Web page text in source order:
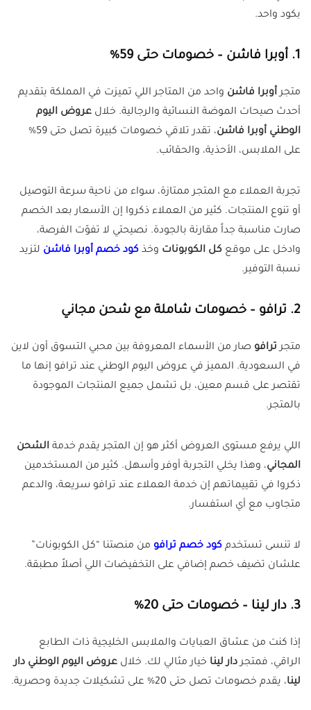
بكود واحد.
1. أوبرا فاشن – خصومات حتى 59%
متجرأوبرا فاشن واحد من المتاجر اللي تميزت في المملكة بتقديم
أحدث صيحات الموضة النسائية والرجالية. خلال عروض اليوم
الوطني أوبرا فاشن
، تقدر تلاقي خصومات كبيرة تصل حتى 59%
على الملابس، الأحذية، والحقائب.
تجربة العملاء مع المتجر ممتازة، سواء من ناحية سرعة التوصيل
أو تنوع المنتجات. كثير من العملاء ذكروا إن الأسعار بعد الخصم
صارت مناسبة جداً مقارنة بالجودة. نصيحتي لا تفوّت الفرصة،
وادخل على موقع كل الكوبونات وخذ كود خصم أوبرا فاشن لتزيد
نسبة التوفير.
2. ترافو – خصومات شاملة مع شحن مجاني
متجرترافو صار من الأسماء المعروفة بين محبي التسوق أون لاين
في السعودية. المميز في عروض اليوم الوطني عند ترافو إنها ما
تقتصر على قسم معين، بل تشمل جميع المنتجات الموجودة
بالمتجر.
اللي يرفع مستوى العروض أكثر هو إن المتجر يقدم خدمة الشحن
المجاني، وهذا يخلي التجربة أوفر وأسهل. كثير من المستخدمين
ذكروا في تقييماتهم إن خدمة العملاء عند ترافو سريعة، والدعم
متجاوب مع أي استفسار.
لا تنسى تستخدم كود خصم ترافو من منصتنا “كل الكوبونات”
علشان تضيف خصم إضافي على التخفيضات اللي أصلاً مطبقة.
3. دار لينا – خصومات حتى 20%
إذا كنت من عشاق العبايات والملابس الخليجية ذات الطابع
الراقي، فمتجردار لينا خيار مثالي لك. خلال عروض اليوم الوطني دار
لينا، يقدم خصومات تصل حتى 20% على تشكيلات جديدة وحصرية.